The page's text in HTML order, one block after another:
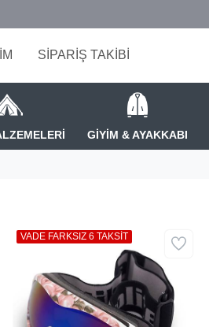
SİPARİŞ TAKİBİ
GİYİM & AYAKKABI
VADE FARKSIZ 6 TAKSİT